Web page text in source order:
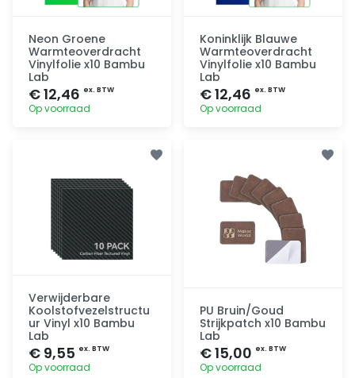
Neon Groene
Warmteoverdracht
Vinylfolie x10 Bambu
Lab
€ 12,46 ex. BTW
Op voorraad
Koninklijk Blauwe
Warmteoverdracht
Vinylfolie x10 Bambu
Lab
€ 12,46 ex. BTW
Op voorraad
Verwijderbare
Koolstofvezelstructu
ur Vinyl x10 Bambu
Lab
€ 9,55 ex. BTW
Op voorraad
PU Bruin/Goud
Strijkpatch x10 Bambu
Lab
€ 15,00 ex. BTW
Op voorraad